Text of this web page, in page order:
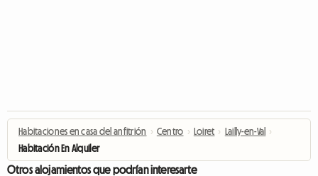
Habitaciones en casa del anfitrión › Centro › Loiret › Lailly-en-Val ›
Habitación En Alquiler
Otros alojamientos que podrían interesarte